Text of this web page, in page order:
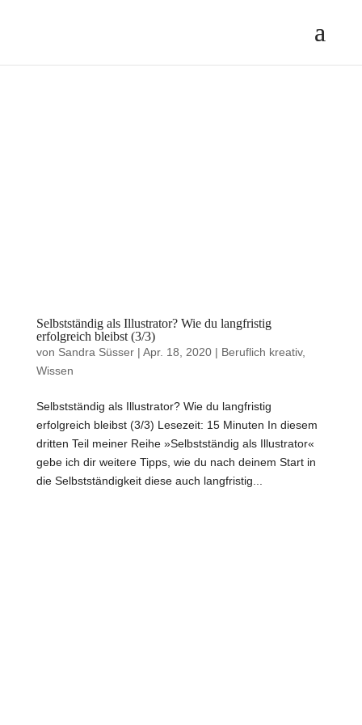
Selbstständig als Illustrator? Wie du langfristig
erfolgreich bleibst (3/3)
von Sandra Süsser| Apr. 18, 2020| Beruflich kreativ,
Wissen
Selbstständig als Illustrator? Wie du langfristig
erfolgreich bleibst (3/3) Lesezeit: 15 Minuten In diesem
dritten Teil meiner Reihe »Selbstständig als Illustrator«
gebe ich dir weitere Tipps, wie du nach deinem Start in
die Selbstständigkeit diese auch langfristig...